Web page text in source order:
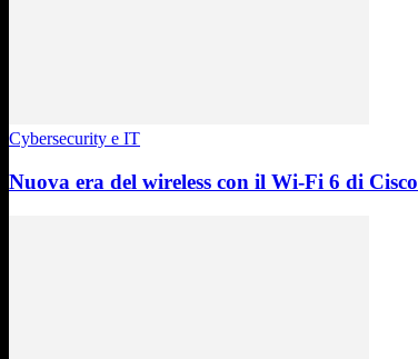
Cybersecurity e IT
Nuova era del wireless con il Wi-Fi 6 di Cisco